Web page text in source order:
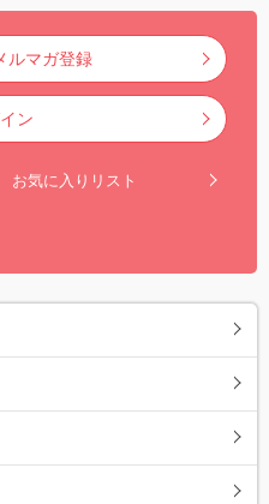
ルマガ登録
ン
お気に入りリスト